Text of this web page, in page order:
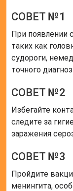
СОВЕТ №1
При появлении
таких как
судороги,
точного
СОВЕТ №2
Избегайте
следите за
заражения
СОВЕТ №3
Пройдите
менингита,